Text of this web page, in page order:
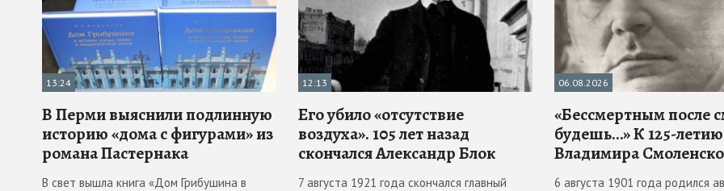
13:24
В Перми выяснили подлинную
историю «дома с фигурами» из
романа Пастернака
В свет вышла книга «Дом Грибушина в
12:13
Его убило «отсутствие
воздуха». 105 лет назад
скончался Александр Блок
7 августа 1921 года скончался главный
06.08.2026
«Бессмертным после
будешь…» К 125-летию
Владимира
6 августа 1901 года родился